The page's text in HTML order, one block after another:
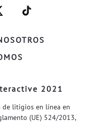
–
WELIFE–
2021
de litigios en línea en
(UE) 524/2013,